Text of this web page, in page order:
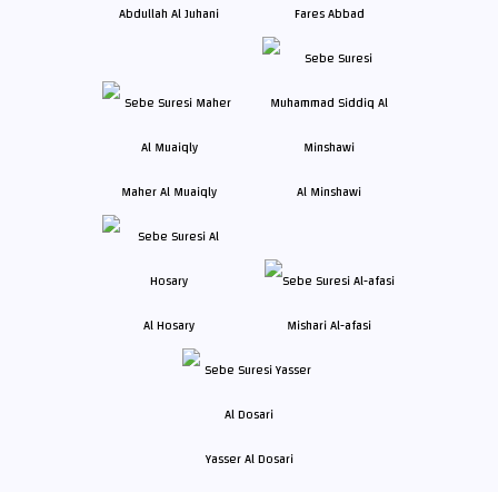
Abdullah Al Juhani Fares Abbad
Maher Al Muaiqly Al Minshawi
Al Hosary Mishari Al-afasi
Yasser Al Dosari